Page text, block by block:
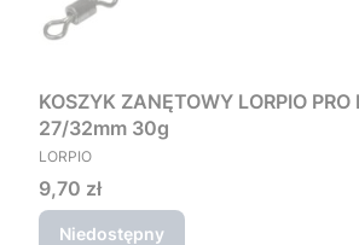
KOSZYK ZANĘTOWY LORPIO PRO
27/32mm 30g
PRODUCENT
LORPIO
Cena
9,70 zł
Niedostępny